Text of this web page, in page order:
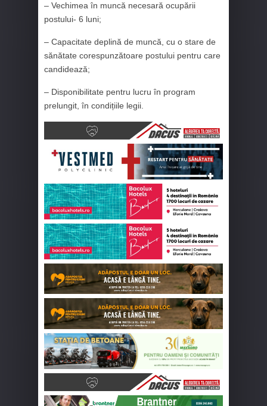
– Vechimea în muncă necesară ocupării
postului- 6 luni;
– Capacitate deplină de muncă, cu o stare de
sănătate corespunzătoare postului pentru care
candidează;
– Disponibilitate pentru lucru în program
prelungit, în condițiile legii.